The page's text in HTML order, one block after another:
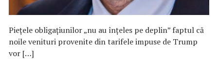
Piețele obligațiunilor „nu au înțeles pe deplin” faptul că
noile venituri provenite din tarifele impuse de Trump
vor […]